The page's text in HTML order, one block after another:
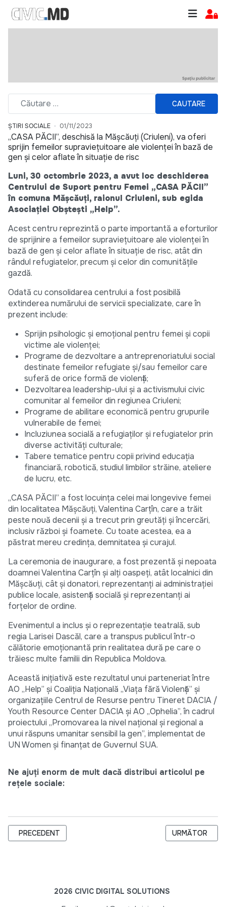
CAUTARE
ȘTIRI SOCIALE 01/11/2023
„CASA PĂCII”, deschisă la Mășcăuți (Criuleni), va oferi
sprijin femeilor supraviețuitoare ale violenței în bază de
gen și celor aflate în situație de risc
Luni, 30 octombrie 2023, a avut loc deschiderea
Centrului de Suport pentru Femei „CASA PĂCII”
în comuna Mășcăuți, raionul Criuleni, sub egida
Asociației Obștești „Help”.
Acest centru reprezintă o parte importantă a eforturilor
de sprijinire a femeilor supraviețuitoare ale violenței în
bază de gen și celor aflate în situație de risc, atât din
rândul refugiatelor, precum și celor din comunitățile
gazdă.
Odată cu consolidarea centrului a fost posibilă
extinderea numărului de servicii specializate, care în
prezent include:
Sprijin psihologic și emoțional pentru femei și copii
victime ale violenței;
Programe de dezvoltare a antreprenoriatului social
destinate femeilor refugiate și/sau femeilor care
suferă de orice formă de violență;
Dezvoltarea leadership-ului și a activismului civic
comunitar al femeilor din regiunea Criuleni;
Programe de abilitare economică pentru grupurile
vulnerabile de femei;
Incluziunea socială a refugiaților și refugiatelor prin
diverse activități culturale;
Tabere tematice pentru copii privind educația
financiară, robotică, studiul limbilor străine, ateliere
de lucru, etc.
„CASA PĂCII” a fost locuința celei mai longevive femei
din localitatea Mășcăuți, Valentina Carțîn, care a trăit
peste nouă decenii și a trecut prin greutăți și încercări,
inclusiv război și foamete. Cu toate acestea, ea a
păstrat mereu credința, demnitatea și curajul.
La ceremonia de inaugurare, a fost prezentă și nepoata
doamnei Valentina Carțîn și alți oaspeți, atât localnici din
Mășcăuți, cât și donatori, reprezentanți ai administrației
publice locale, asistență socială și reprezentanți ai
forțelor de ordine.
Evenimentul a inclus și o reprezentație teatrală, sub
regia Larisei Dascăl, care a transpus publicul într-o
călătorie emoționantă prin realitatea dură pe care o
trăiesc multe familii din Republica Moldova.
Această inițiativă este rezultatul unui parteneriat între
AO „Help” și Coaliția Națională „Viața fără Violență” și
organizațiile Centrul de Resurse pentru Tineret DACIA /
Youth Resource Center DACIA și AO „Ophelia”, în cadrul
proiectului „Promovarea la nivel național și regional a
unui răspuns umanitar sensibil la gen”, implementat de
UN Women și finanțat de Guvernul SUA.
Ne ajuți enorm de mult dacă distribui articolul pe
rețele sociale:
ARTICOL PRECEDENT: TE INVIT ÎN INTERSECȚIA DE BINE -
PRECEDENT ARTICOLUL
URMĂTOR
2026 CIVIC DIGITAL SOLUTIONS